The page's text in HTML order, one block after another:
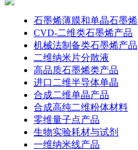
石墨烯薄膜和单晶石墨烯
CVD-二维类石墨烯产品
机械法制备类石墨烯产品
二维纳米片分散液
高品质石墨烯类产品
进口二维半导体单晶
合成二维单晶产品
合成高纯二维粉体材料
零维量子点产品
生物实验耗材与试剂
一维纳米线产品